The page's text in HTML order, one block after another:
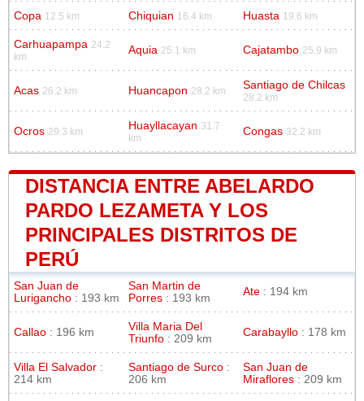
Copa 12.5 km Chiquian 16.4 km Huasta 19.6 km
Carhuapampa 24.2
km
Aquia 25.1 km Cajatambo 25.9 km
Acas 26.2 km Huancapon 28.2 km Santiago de Chilcas
28.2 km
Ocros 29.3 km Huayllacayan 31.7
km
Congas 32.2 km
DISTANCIA ENTRE ABELARDO
PARDO LEZAMETA Y LOS
PRINCIPALES DISTRITOS DE
PERÚ
San Juan de
Lurigancho : 193 km
San Martin de
Porres : 193 km
Ate : 194 km
Callao : 196 km
Villa Maria Del
Triunfo : 209 km
Carabayllo : 178 km
Villa El Salvador :
214 km
Santiago de Surco :
206 km
San Juan de
Miraflores : 209 km